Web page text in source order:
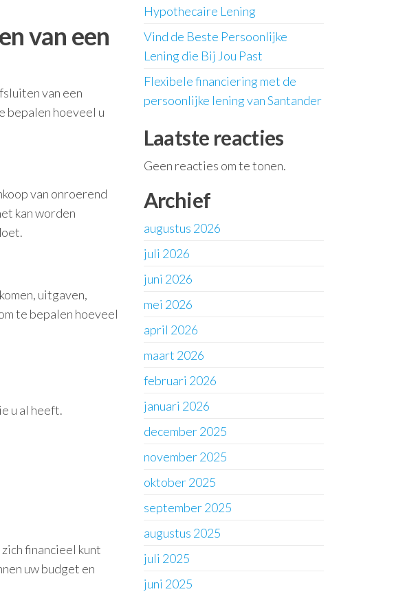
van een
van een
bepalen hoeveel u
van onroerend
kan worden
uitgaven,
te bepalen hoeveel
u al heeft.
financieel kunt
uw budget en
Hypothecaire Lening
Vind de Beste Persoonlijke
Lening die Bij Jou Past
Flexibele financiering met de
persoonlijke lening van Santander
Laatste reacties
Geen reacties om te tonen.
Archief
augustus 2026
juli 2026
juni 2026
mei 2026
april 2026
maart 2026
februari 2026
januari 2026
december 2025
november 2025
oktober 2025
september 2025
augustus 2025
juli 2025
juni 2025